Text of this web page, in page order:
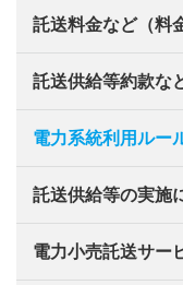
託送料金など（料
託送供給等約款な
電力系統利用ルー
託送供給等の実施
電力小売託送サー